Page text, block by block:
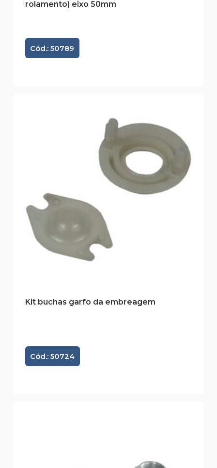
rolamento) eixo 50mm
Cód.: 50789
Kit buchas garfo da embreagem
Cód.: 50724